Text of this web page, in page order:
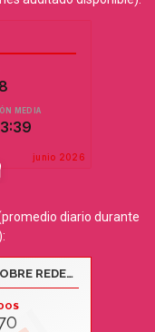
(promedio diario durante